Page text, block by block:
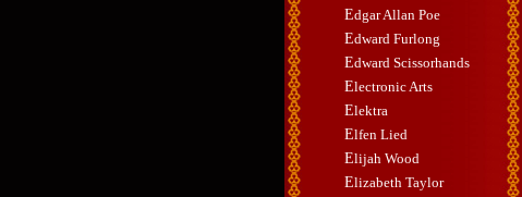
Edgar Allan Poe
Edward Furlong
Edward Scissorhands
Electronic Arts
Elektra
Elfen Lied
Elijah Wood
Elizabeth Taylor